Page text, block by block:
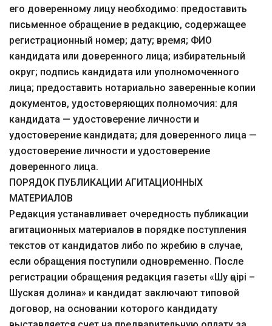
его доверенному лицу необходимо: предоставить
письменное обращение в редакцию, содержащее
регистрационный номер; дату; время; ФИО
кандидата или доверенного лица; избирательный
округ; подпись кандидата или уполномоченного
лица; предоставить нотариально заверенные копии
документов, удостоверяющих полномочия: для
кандидата — удостоверение личности и
удостоверение кандидата; для доверенного лица —
удостоверение личности и удостоверение
доверенного лица.
ПОРЯДОК ПУБЛИКАЦИИ АГИТАЦИОННЫХ
МАТЕРИАЛОВ
Редакция устанавливает очередность публикации
агитационных материалов в порядке поступления
текстов от кандидатов либо по жребию в случае,
если обращения поступили одновременно. После
регистрации обращения редакция газеты «Шу өңірі –
Шуская долина» и кандидат заключают типовой
договор, на основании которого кандидату